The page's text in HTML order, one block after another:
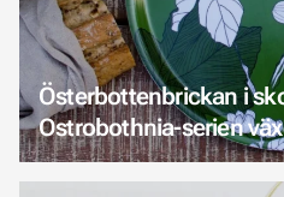
Österbottenbrickan i
Ostrobothnia-serien